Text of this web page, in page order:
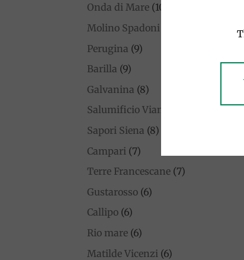
Onda di Mare (10)
Molino Spadoni
Perugina (9)
Barilla (9)
Galvanina (8)
Salumificio Viani
Sapori Siena (8)
Campari (7)
Terre Francescane (7)
Gustarosso (6)
Callipo (6)
Rio mare (6)
Matilde Vicenzi (6)